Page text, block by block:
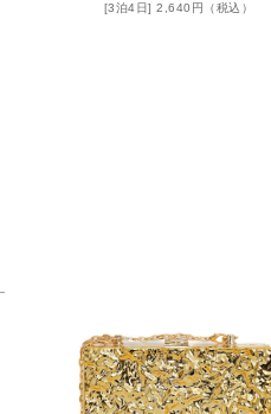
2,640円（税込）